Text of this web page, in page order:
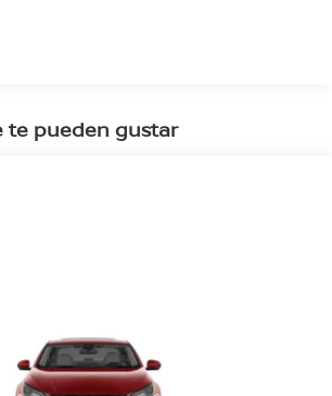
te pueden gustar